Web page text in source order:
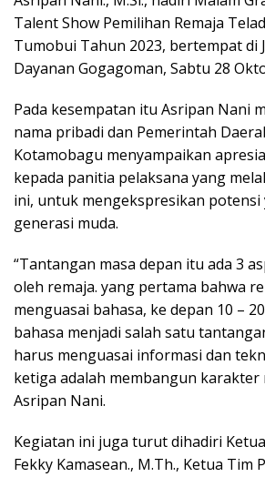
Talent Show Pemilihan Remaja
Tumobui Tahun 2023, bertempat di
Dayanan Gogagoman, Sabtu 28
Pada kesempatan itu Asripan Nani
nama pribadi dan Pemerintah
Kotamobagu menyampaikan
kepada panitia pelaksana yang
ini, untuk mengekspresikan potensi
generasi muda.
“Tantangan masa depan itu ada 3
oleh remaja. yang pertama bahwa
menguasai bahasa, ke depan 10 –
bahasa menjadi salah satu
harus menguasai informasi dan
ketiga adalah membangun karakter
Asripan Nani.
Kegiatan ini juga turut dihadiri Ketua
Fekky Kamasean., M.Th., Ketua Tim